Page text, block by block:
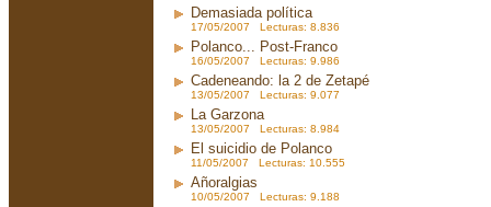
Demasiada política
17/05/2007 Lecturas: 8.836
Polanco... Post-Franco
16/05/2007 Lecturas: 9.986
Cadeneando: la 2 de Zetapé
13/05/2007 Lecturas: 9.077
La Garzona
13/05/2007 Lecturas: 8.984
El suicidio de Polanco
11/05/2007 Lecturas: 10.555
Añoralgias
10/05/2007 Lecturas: 9.188